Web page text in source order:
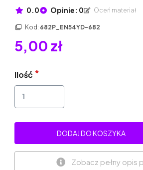
0.0 Opinie: 0 Oceń materiał
Kod: 682P_EN54YD-682
5,00 zł
Ilość
DODAJ DO KOSZYKA
Zobacz pełny opis